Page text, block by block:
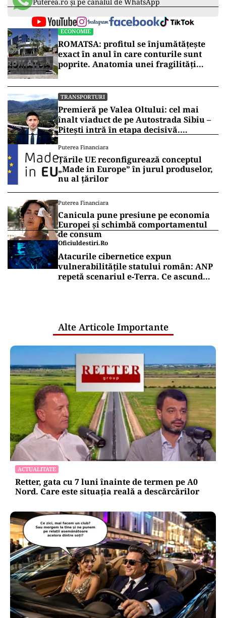
ECONOMIE
ROMATSA: profitul se înjumătățește
exact în anul în care conturile sunt
poprite. Anatomia unei fragilități
TRANSPORTURI
Premieră pe Valea Oltului: cel mai
înalt viaduct de pe Autostrada Sibiu –
Pitești intră în etapa decisivă.
anunță unde s-a ajuns cu lucrările
(VIDEO)
Puterea Financiara
Țările UE reconfigurează conceptul
„Made in Europe” în jurul produselor,
nu al țărilor
Puterea Financiara
Canicula pune presiune pe economia
Europei și schimbă comportamentul
de consum
Oficiuldestiri.ro
Atacurile cibernetice expun
vulnerabilitățile statului român: ANP
repetă scenariul e‑Terra. Ce ascund
Alte Articole Importante
ACTUALITATE
Retter, gata cu 7 luni înainte de termen pe A0
Nord. Care este situația reală a descărcărilor